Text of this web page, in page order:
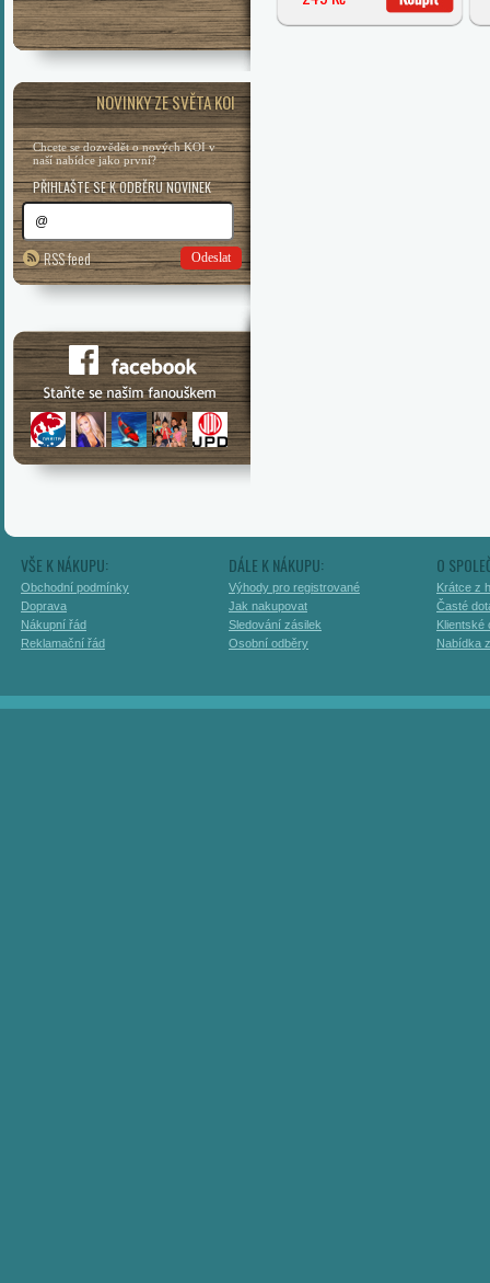
NOVINKY ZE SVĚTA KOI
Chcete se dozvědět o nových KOI v
naší nabídce jako první?
PŘIHLAŠTE SE K ODBĚRU NOVINEK
RSS feed Odeslat
VŠE K NÁKUPU:
Obchodní podmínky
Doprava
Nákupní řád
Reklamační řád
DÁLE K NÁKUPU:
Výhody pro registrované
Jak nakupovat
Sledování zásilek
Osobní odběry
O
Krátce z
Časté
Klientské
Nabídka